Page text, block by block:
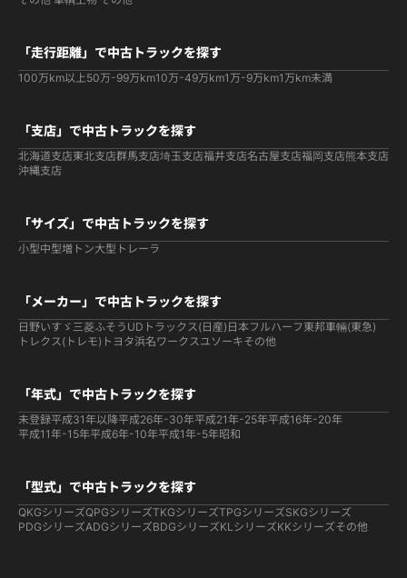
「走行距離」で中古トラックを探す
100万km以上50万-99万km10万-49万km1万-9万km1万km未満
「支店」で中古トラックを探す
北海道支店東北支店群馬支店埼玉支店福井支店名古屋支店福岡支店熊本支店
沖縄支店
「サイズ」で中古トラックを探す
小型中型増トン大型 トレーラ
「メーカー」で中古トラックを探す
日野いすゞ 三菱ふそう UDトラックス(日産) 日本フルハーフ 東邦車輛(東急)
トレクス(トレモ) トヨタ浜名ワークス ユソーキその他
「年式」で中古トラックを探す
未登録平成31年以降平成26年-30年平成21年-25年平成16年-20年
平成11年-15年平成6年-10年平成1年-5年昭和
「型式」で中古トラックを探す
QKGシリーズQPGシリーズTKGシリーズTPGシリーズSKGシリーズ
PDGシリーズADGシリーズBDGシリーズKLシリーズKKシリーズその他